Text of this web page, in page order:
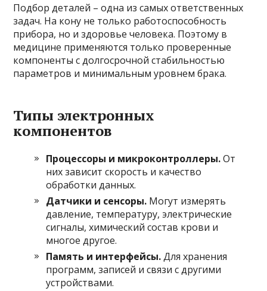
Подбор деталей – одна из самых ответственных
задач. На кону не только работоспособность
прибора, но и здоровье человека. Поэтому в
медицине применяются только проверенные
компоненты с долгосрочной стабильностью
параметров и минимальным уровнем брака.
Типы электронных
компонентов
Процессоры и микроконтроллеры.От
них зависит скорость и качество
обработки данных.
Датчики и сенсоры. Могут измерять
давление, температуру, электрические
сигналы, химический состав крови и
многое другое.
Память и интерфейсы.Для хранения
программ, записей и связи с другими
устройствами.